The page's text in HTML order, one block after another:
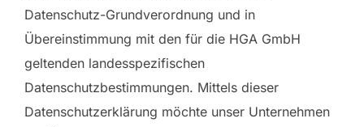
Datenschutz-Grundverordnung und in
Übereinstimmung mit den für die HGA GmbH
geltenden landesspezifischen
Datenschutzbestimmungen. Mittels dieser
Datenschutzerklärung möchte unser Unternehmen